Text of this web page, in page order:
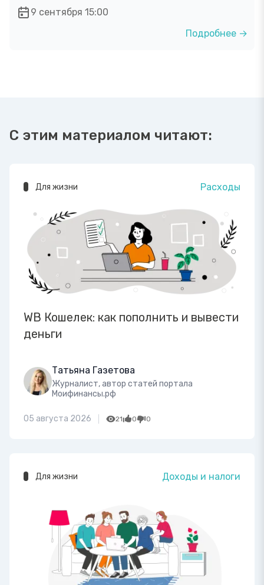
9 сентября 15:00
Подробнее →
С этим материалом читают:
Для жизни Расходы
WB Кошелек: как пополнить и вывести
деньги
Татьяна Газетова
Журналист, автор статей портала
Моифинансы.рф
05 августа 2026 21 0 0
Для жизни Доходы и налоги